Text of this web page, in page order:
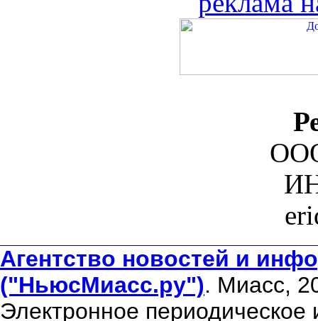
Агентство новостей и
("НьюсМиасс.ру"). Миасс,
Электронное периодическое